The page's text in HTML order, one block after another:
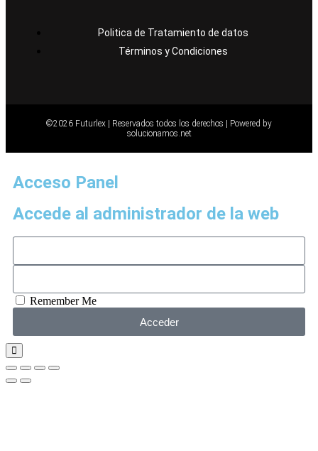
Politica de Tratamiento de datos
Términos y Condiciones
©2026 Futurlex | Reservados todos los derechos | Powered by
solucionamos.net
Acceso Panel
Accede al administrador de la web
Remember Me
Acceder